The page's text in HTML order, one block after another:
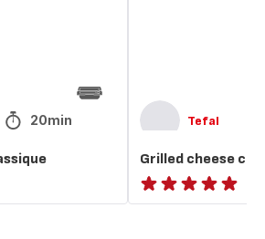
20min Tefal
Grilled cheese
ratings.NaN